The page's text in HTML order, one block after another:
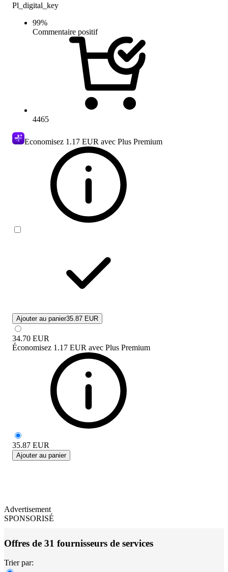
Pl_digital_key
99%
Commentaire positif
4465
Economisez 1.17 EUR avec Plus Premium
Ajouter au panier35.87 EUR
34.70 EUR
Économisez 1.17 EUR avec Plus Premium
35.87 EUR
Ajouter au panier
Advertisement
SPONSORISÉ
Offres de 31 fournisseurs de services
Trier par: